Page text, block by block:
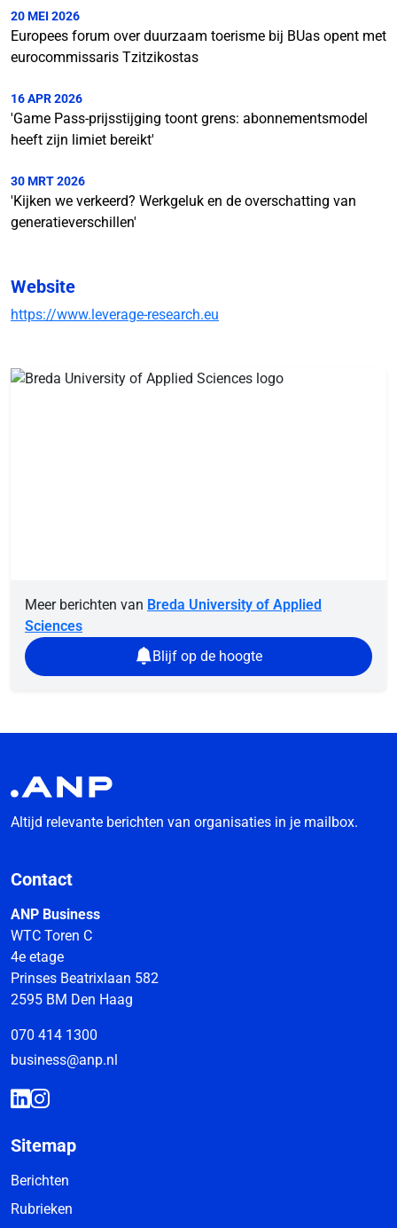
20 MEI 2026
Europees forum over duurzaam toerisme bij BUas opent met
eurocommissaris Tzitzikostas
16 APR 2026
'Game Pass-prijsstijging toont grens: abonnementsmodel
heeft zijn limiet bereikt'
30 MRT 2026
'Kijken we verkeerd? Werkgeluk en de overschatting van
generatieverschillen'
Website
https://www.leverage-research.eu
Meer berichten van Breda University of Applied
Sciences
Blijf op de hoogte
Altijd relevante berichten van organisaties in je mailbox.
Contact
ANP Business
WTC Toren C
4e etage
Prinses Beatrixlaan 582
2595 BM Den Haag
070 414 1300
business@anp.nl
Sitemap
Berichten
Rubrieken